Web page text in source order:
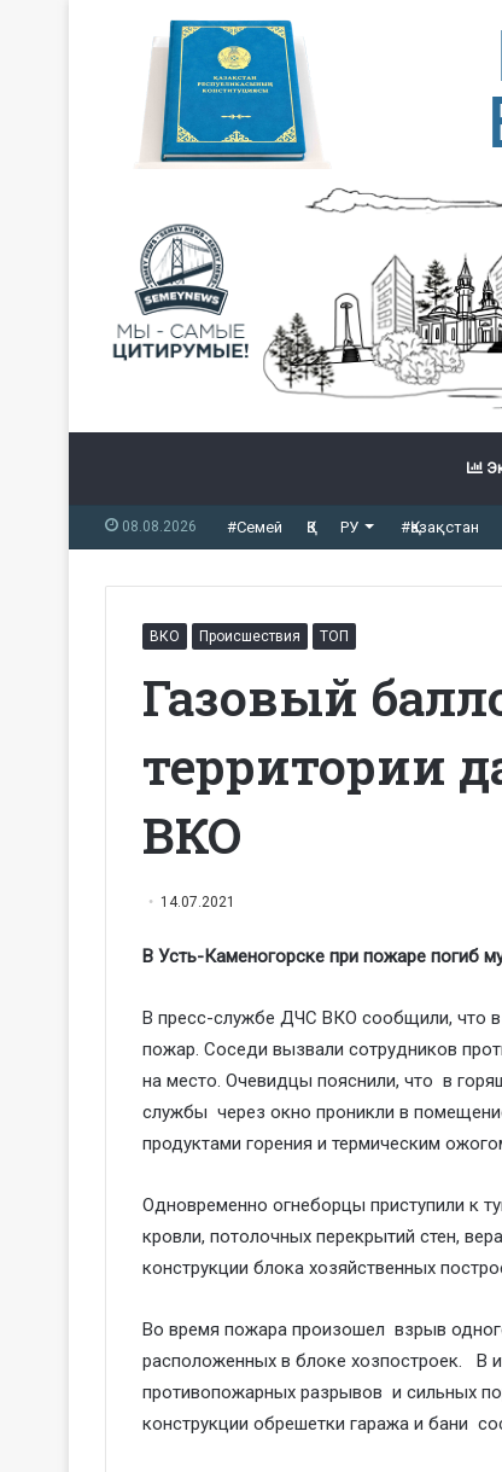
08.08.2026 #Семей ҚЗ РУ #Қазақстан
ВКО Происшествия ТОП
Газовый
территории
ВКО
14.07.2021
В Усть-Каменогорске при пожаре погиб
В пресс-службе ДЧС ВКО сообщили, что
пожар. Соседи вызвали сотрудников
на место. Очевидцы пояснили, что в
службы через окно проникли в
продуктами горения и термическим
Одновременно огнеборцы приступили к
кровли, потолочных перекрытий стен,
конструкции блока хозяйственных
Во время пожара произошел взрыв
расположенных в блоке хозпостроек. В
противопожарных разрывов и сильных
конструкции обрешетки гаража и бани